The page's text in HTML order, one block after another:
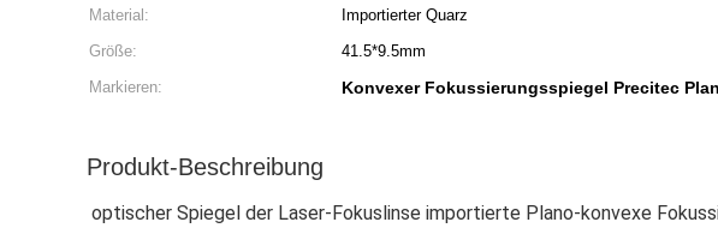
Material:
Importierter Quarz
Größe:
41.5*9.5mm
Markieren:
Konvexer Fokussierungsspiegel Precitec
Produkt-Beschreibung
optischer Spiegel der Laser-Fokuslinse importierte Plano-konvexe